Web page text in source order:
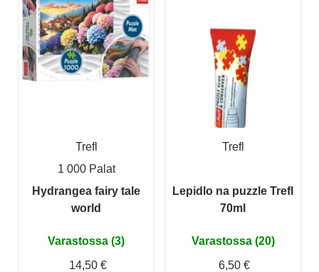
Trefl
1 000 Palat
Hydrangea fairy tale
world
Varastossa (3)
14,50 €
Trefl
Lepidlo na puzzle Trefl
70ml
Varastossa (20)
6,50 €